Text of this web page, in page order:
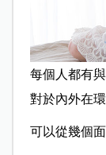
每個人都有
對於內外在
可以從幾個